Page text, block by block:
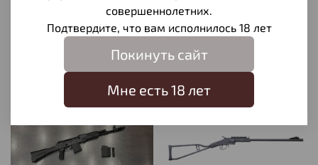
395 000 ₽ 395 000 ₽
совершеннолетних.
Подтвердите, что вам исполнилось 18 лет
Покинуть сайт
Мне есть 18 лет